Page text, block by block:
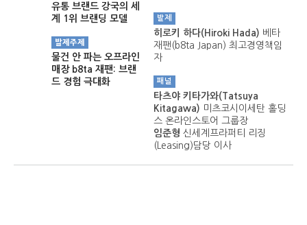
유통 브랜드 강국의 세
계 1위 브랜딩 모델
발제주제
물건 안 파는 오프라인
매장 b8ta 재팬: 브랜
드 경험 극대화
발제
히로키 하다(Hiroki Hada) 베타
재팬(b8ta Japan) 최고경영책임
자
패널
타츠야 키타가와(Tatsuya
Kitagawa) 미츠코시이세탄 홀딩
스 온라인스토어 그룹장
임준형 신세계프라퍼티 리징
(Leasing)담당 이사